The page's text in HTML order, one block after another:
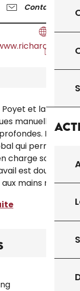
Contactez-
Poyet et la
manuelles de
L'idée
qui permette au
charge son corps,
est doux, au
mains mais...